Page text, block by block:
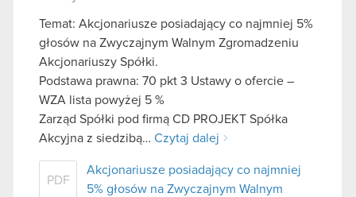
Temat: Akcjonariusze posiadający co najmniej 5%
głosów na Zwyczajnym Walnym Zgromadzeniu
Akcjonariuszy Spółki.
Podstawa prawna: 70 pkt 3 Ustawy o ofercie –
WZA lista powyżej 5 %
Zarząd Spółki pod firmą CD PROJEKT Spółka
Akcyjna z siedzibą… Czytaj dalej
PDF
Akcjonariusze posiadający co najmniej
5% głosów na Zwyczajnym Walnym